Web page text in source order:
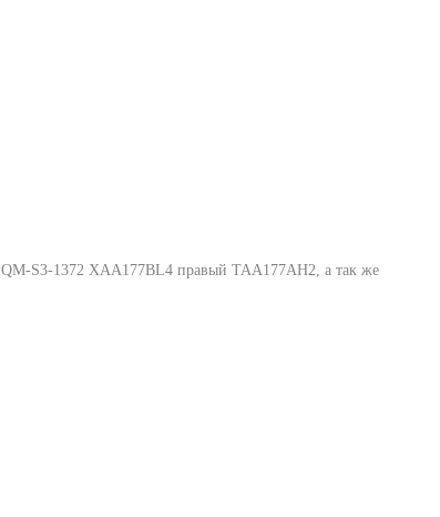
S3-1372 XAA177BL4 правый TAA177AH2, а так же